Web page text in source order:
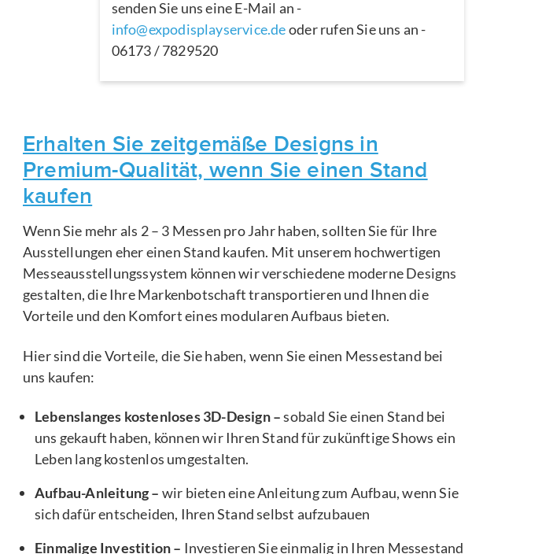
senden Sie uns eine E-Mail an -
info@expodisplayservice.deoder rufen Sie uns an -
06173 / 7829520
Erhalten Sie zeitgemäße Designs in
Premium-Qualität, wenn Sie einen Stand
kaufen
Wenn Sie mehr als 2 – 3 Messen pro Jahr haben, sollten Sie für Ihre
Ausstellungen eher einen Stand kaufen. Mit unserem hochwertigen
Messeausstellungssystem können wir verschiedene moderne Designs
gestalten, die Ihre Markenbotschaft transportieren und Ihnen die
Vorteile und den Komfort eines modularen Aufbaus bieten.
Hier sind die Vorteile, die Sie haben, wenn Sie einen Messestand bei
uns kaufen:
Lebenslanges kostenloses 3D-Design –sobald Sie einen Stand bei
uns gekauft haben, können wir Ihren Stand für zukünftige Shows ein
Leben lang kostenlos umgestalten.
Aufbau-Anleitung – wir bieten eine Anleitung zum Aufbau, wenn Sie
sich dafür entscheiden, Ihren Stand selbst aufzubauen
Einmalige Investition – Investieren Sie einmalig in Ihren Messestand